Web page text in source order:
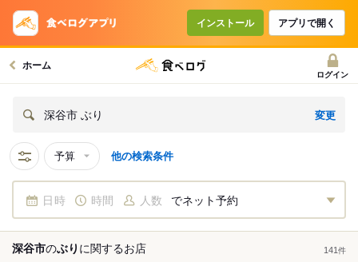
インストール アプリで開く
ホーム
ログイン
深谷市 ぶり 変更
予算 他の検索条件
日時 時間 人数 でネット予約
深谷市のぶり に関するお店 141 件